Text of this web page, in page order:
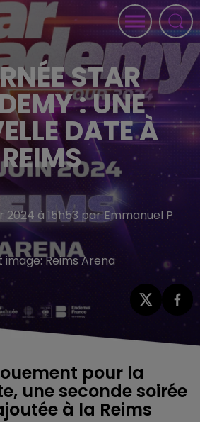
STAR
: UNE
DATE À
REIMS
2024 à 15h53 par Emmanuel P
image:Reims Arena
pour la
une seconde soirée
à la Reims